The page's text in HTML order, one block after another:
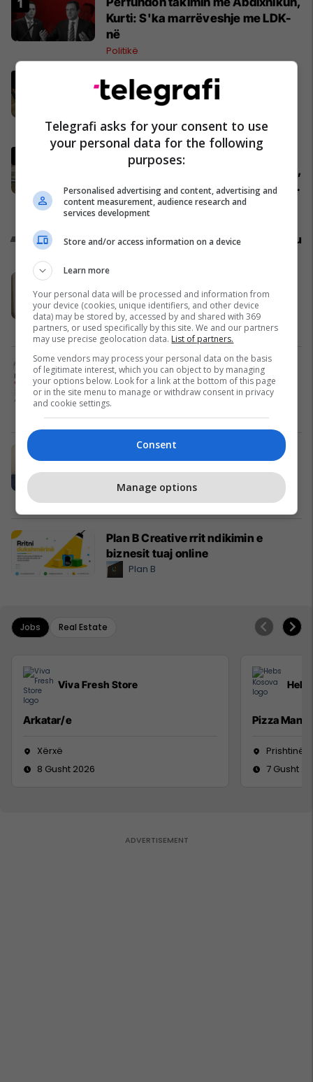
Kurti: S'ka marrëveshje me LDK-
në
Politikë
Abdixhiku me 18 deputetët e LDK-
së përcaktojnë rrugëtimin e
përbashkët
Politikë
Pacolli: Nëse Shqipëria zgjidh
kontratën për Aeroportin e Vlorës,
MABCO do t’i drejtohet arbitrazhit
ndërkombëtar
Shqipëri
Promo Reklamo këtu
Lakrishtë – banim modern pranë
qendrës #16060
Pro Real Estate
Alba Health bashkon profesionistët
e kujdesit në një rrjet të përbashkët
në Zvicër
Nga UBT në skenën botërore të
Jugut
Plan B Creative rrit ndikimin e
biznesit tuaj online
Plan B
Jobs Real Estate
Viva Fresh Store
Arkatar/e
Xërxë
8 Gusht 2026
Pizza Man
Prishtinë
7 Gusht
Telegrafi asks for your consent to use
your personal data for the following
purposes:
Personalised advertising and content, advertising and
content measurement, audience research and
services development
Store and/or access information on a device
Learn more
Your personal data will be processed and information from
your device (cookies, unique identifiers, and other device
data) may be stored by, accessed by and shared with 369
partners, or used specifically by this site. We and our partners
may use precise geolocation data. List of partners.
Some vendors may process your personal data on the basis
of legitimate interest, which you can object to by managing
your options below. Look for a link at the bottom of this page
or in the site menu to manage or withdraw consent in privacy
and cookie settings.
Consent
Manage options